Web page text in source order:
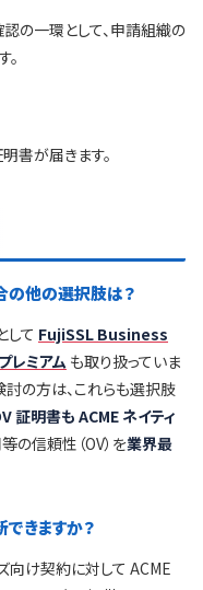
の一環として、申請組織の
書が届きます。
の他の選択肢は？
して FujiSSL Business
レミアムも取り扱っていま
の方は、これらも選択肢
証明書も ACME ネイティ
の信頼性（OV）を業界最
きますか？
向け契約に対して ACME